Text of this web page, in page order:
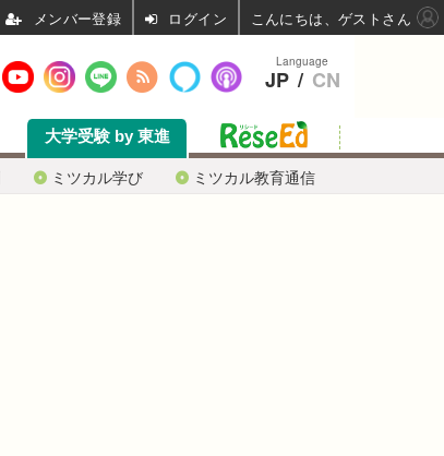
ミツカル学び ミツカル教育通信
大学受験 by 東進
Language
JP / CN
ログイン こんにちは、ゲストさん